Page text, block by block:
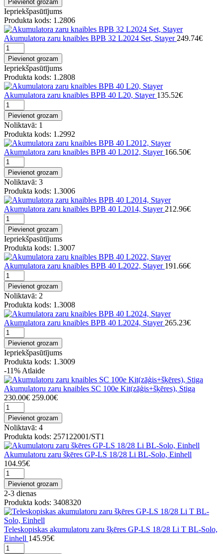
Pievienot grozam
Iepriekšpasūtījums
Produkta kods: 1.2806
Akumulatora zaru knaibles BPB 32 L2024 Set, Stayer 249.74€
Pievienot grozam
Iepriekšpasūtījums
Produkta kods: 1.2808
Akumulatora zaru knaibles BPB 40 L20, Stayer 135.52€
Pievienot grozam
Noliktavā: 1
Produkta kods: 1.2992
Akumulatora zaru knaibles BPB 40 L2012, Stayer 166.50€
Pievienot grozam
Noliktavā: 3
Produkta kods: 1.3006
Akumulatora zaru knaibles BPB 40 L2014, Stayer 212.96€
Pievienot grozam
Iepriekšpasūtījums
Produkta kods: 1.3007
Akumulatora zaru knaibles BPB 40 L2022, Stayer 191.66€
Pievienot grozam
Noliktavā: 2
Produkta kods: 1.3008
Akumulatora zaru knaibles BPB 40 L2024, Stayer 265.23€
Pievienot grozam
Iepriekšpasūtījums
Produkta kods: 1.3009
-11% Atlaide
Akumulatoru zaru knaibles SC 100e Kit(zāģis+šķēres), Stiga
230.00€ 259.00€
Pievienot grozam
Noliktavā: 4
Produkta kods: 257122001/ST1
Akumulatoru zaru šķēres GP-LS 18/28 Li BL-Solo, Einhell
104.95€
Pievienot grozam
2-3 dienas
Produkta kods: 3408320
Teleskopiskas akumulatoru zaru šķēres GP-LS 18/28 Li T BL-Solo,
Einhell 145.95€